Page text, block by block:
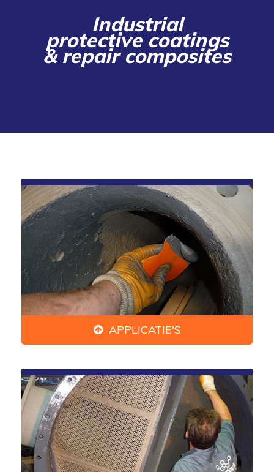
Industrial
protective coatings
& repair composites
APPLICATIE'S